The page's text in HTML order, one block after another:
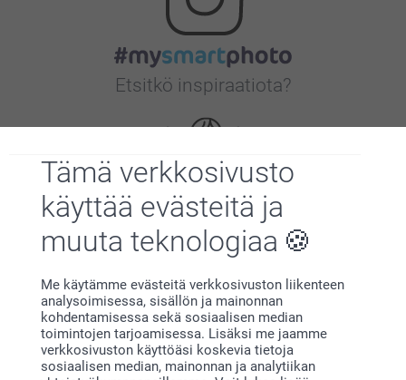
Tämä verkkosivusto
käyttää evästeitä ja
muuta teknologiaa
Me käytämme evästeitä verkkosivuston liikenteen
analysoimisessa, sisällön ja mainonnan
kohdentamisessa sekä sosiaalisen median
toimintojen tarjoamisessa. Lisäksi me jaamme
verkkosivuston käyttöäsi koskevia tietoja
sosiaalisen median, mainonnan ja analytiikan
Etsitkö inspiraatiota?
Olemme täällä sinun vuoksesi
Tilaa uutiskirje